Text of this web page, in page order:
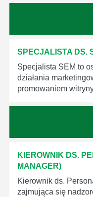
SPECJALISTA DS.
Specjalista SEM to
działania
promowaniem
KIEROWNIK DS.
MANAGER)
Kierownik ds.
zajmująca się